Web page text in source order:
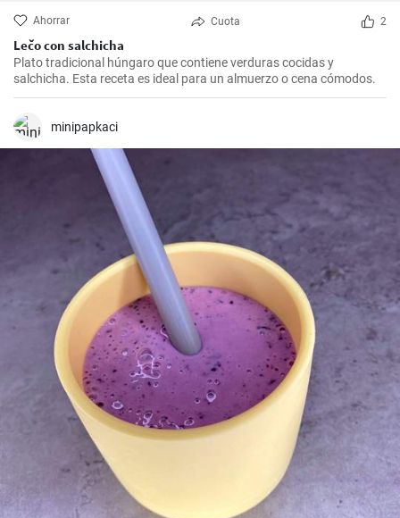
Ahorrar Cuota 2
Lečo con salchicha
Plato tradicional húngaro que contiene verduras cocidas y
salchicha. Esta receta es ideal para un almuerzo o cena cómodos.
minipapkaci